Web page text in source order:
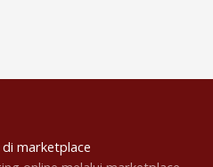
marketplace